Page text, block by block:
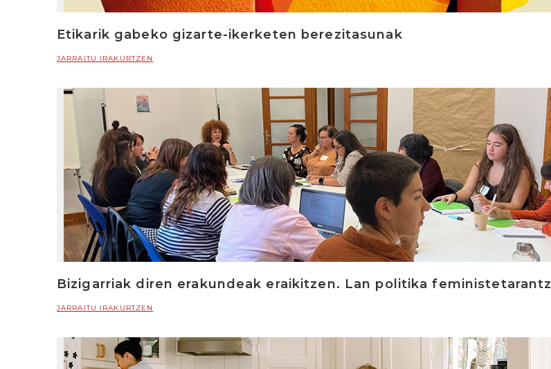
Etikarik gabeko gizarte-ikerketen berezitasunak
JARRAITU IRAKURTZEN
Bizigarriak diren erakundeak eraikitzen. Lan politika feministetarantz
JARRAITU IRAKURTZEN